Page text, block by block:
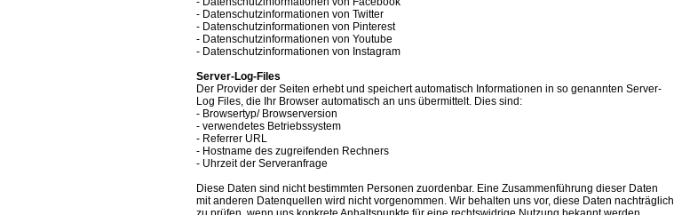
- Datenschutzinformationen von Twitter
- Datenschutzinformationen von Pinterest
- Datenschutzinformationen von Youtube
- Datenschutzinformationen von Instagram
Server-Log-Files
Der Provider der Seiten erhebt und speichert automatisch Informationen in so genannten Server-
Log Files, die Ihr Browser automatisch an uns übermittelt. Dies sind:
- Browsertyp/ Browserversion
- verwendetes Betriebssystem
- Referrer URL
- Hostname des zugreifenden Rechners
- Uhrzeit der Serveranfrage
Diese Daten sind nicht bestimmten Personen zuordenbar. Eine Zusammenführung dieser Daten
mit anderen Datenquellen wird nicht vorgenommen. Wir behalten uns vor, diese Daten nachträglich